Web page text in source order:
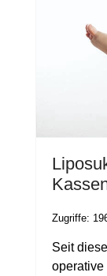
Zugriffe:
Seit
operative